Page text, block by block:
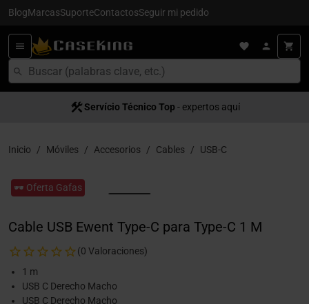
BlogMarcasSuporteContactosSeguir mi pedido
Servício Técnico Top - expertos aquí
Inicio Móviles Accesorios Cables USB-C
🕶️ Oferta Gafas
Cable USB Ewent Type-C para Type-C 1 M
(0 Valoraciones)
1 m
USB C Derecho Macho
USB C Derecho Macho